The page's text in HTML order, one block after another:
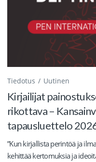
Tiedotus Uutinen
Kirjailijat
rikottava –
tapausluettelo
”Kun kirjallista perintöä ja
kehittää kertomuksia ja